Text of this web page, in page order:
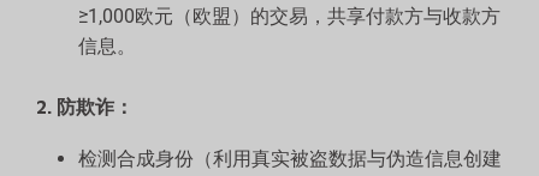
≥1,000欧元（欧盟）的交易，共享付款方与收款方
信息。
2. 防欺诈：
检测合成身份（利用真实被盗数据与伪造信息创建